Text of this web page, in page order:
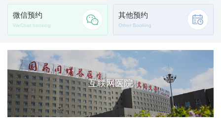
微信预约
WeChat booking
其他预约
Other Booking
互联网医院